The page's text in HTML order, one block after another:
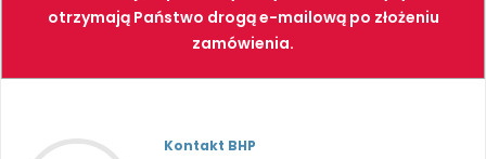
otrzymają Państwo drogą e-mailową po złożeniu
zamówienia.
Kontakt BHP